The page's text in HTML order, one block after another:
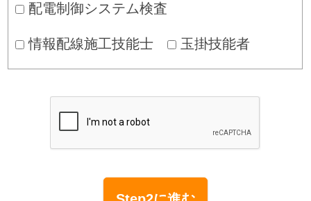
配電制御システム検査
情報配線施工技能士 玉掛技能者